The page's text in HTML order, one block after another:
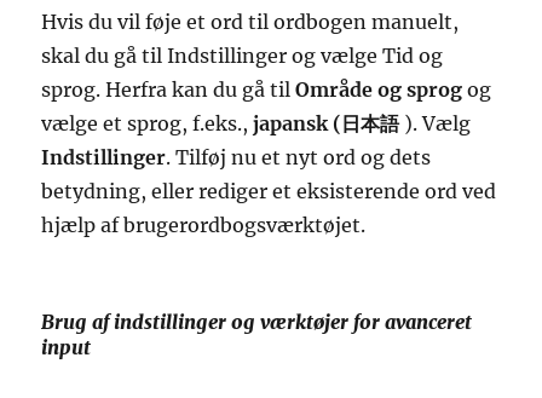
Hvis du vil føje et ord til ordbogen manuelt,
skal du gå til Indstillinger og vælge Tid og
sprog. Herfra kan du gå tilOmråde og sprog og
vælge et sprog, f.eks.,japansk (日本語). Vælg
Indstillinger. Tilføj nu et nyt ord og dets
betydning, eller rediger et eksisterende ord ved
hjælp af brugerordbogsværktøjet.
Brug af indstillinger og værktøjer for avanceret
input